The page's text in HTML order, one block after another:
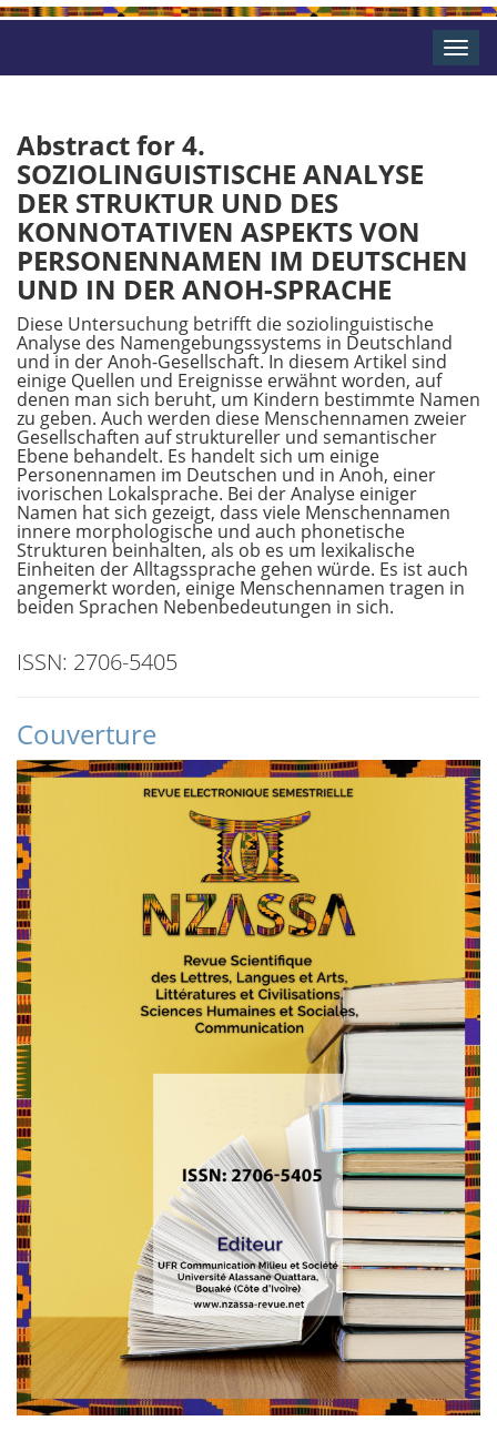
Toggle
Abstract for 4.
SOZIOLINGUISTISCHE ANALYSE
DER STRUKTUR UND DES
KONNOTATIVEN ASPEKTS VON
PERSONENNAMEN IM DEUTSCHEN
UND IN DER ANOH-SPRACHE
Diese Untersuchung betrifft die soziolinguistische
Analyse des Namengebungssystems in Deutschland
und in der Anoh-Gesellschaft. In diesem Artikel sind
einige Quellen und Ereignisse erwähnt worden, auf
denen man sich beruht, um Kindern bestimmte Namen
zu geben. Auch werden diese Menschennamen zweier
Gesellschaften auf struktureller und semantischer
Ebene behandelt. Es handelt sich um einige
Personennamen im Deutschen und in Anoh, einer
ivorischen Lokalsprache. Bei der Analyse einiger
Namen hat sich gezeigt, dass viele Menschennamen
innere morphologische und auch phonetische
Strukturen beinhalten, als ob es um lexikalische
Einheiten der Alltagssprache gehen würde. Es ist auch
angemerkt worden, einige Menschennamen tragen in
beiden Sprachen Nebenbedeutungen in sich.
ISSN: 2706-5405
Couverture